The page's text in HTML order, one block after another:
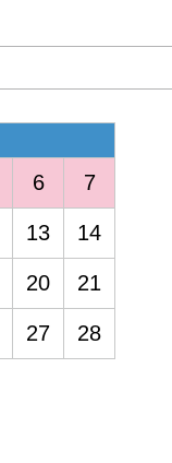
6 7
13 14
20 21
27 28